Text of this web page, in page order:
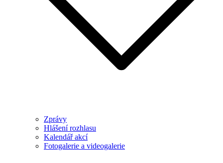
Zprávy
Hlášení rozhlasu
Kalendář akcí
Fotogalerie a videogalerie